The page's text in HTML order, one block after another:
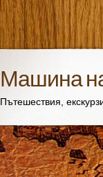
Машина
Пътешествия,